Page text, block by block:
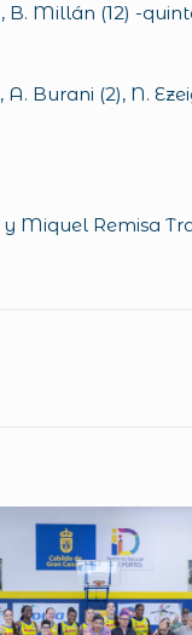
B. Millán (12) -
Burani (2), N.
Miquel Remisa